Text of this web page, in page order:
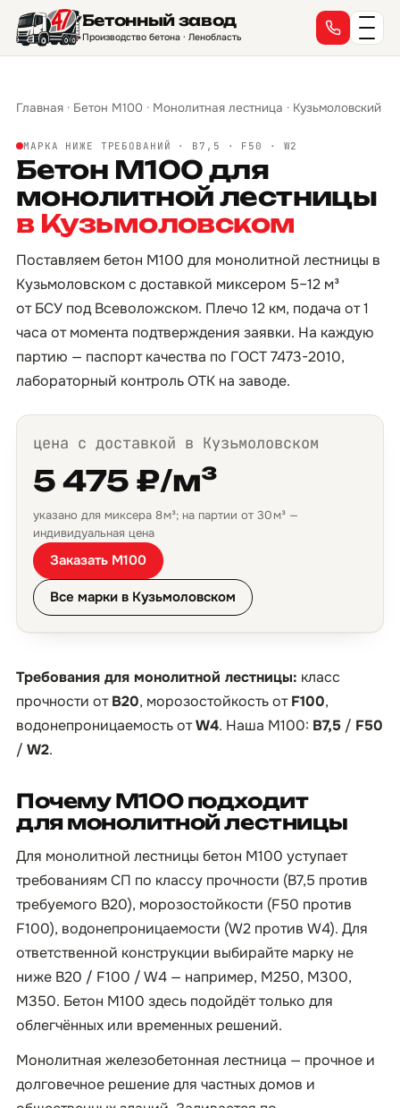
Бетонный завод
Производство бетона · Ленобласть
Главная · Бетон М100 · Монолитная лестница · Кузьмоловский
МАРКА НИЖЕ ТРЕБОВАНИЙ · B7,5 · F50 · W2
Бетон М100 для
монолитной лестницы
в Кузьмоловском
Поставляем бетон М100 для монолитной лестницы в
Кузьмоловском с доставкой миксером 5–12 м³
от БСУ под Всеволожском. Плечо 12 км, подача от 1
часа от момента подтверждения заявки. На каждую
партию — паспорт качества по ГОСТ 7473-2010,
лабораторный контроль ОТК на заводе.
цена с доставкой в Кузьмоловском
5 475 ₽/м³
указано для миксера 8 м³; на партии от 30 м³ —
индивидуальная цена
Заказать М100
Все марки в Кузьмоловском
Требования для монолитной лестницы: класс
прочности отB20, морозостойкость отF100,
водонепроницаемость отW4. Наша М100: B7,5 / F50
/ W2.
Почему М100 подходит
для монолитной лестницы
Для монолитной лестницы бетон М100 уступает
требованиям СП по классу прочности (B7,5 против
требуемого B20), морозостойкости (F50 против
F100), водонепроницаемости (W2 против W4). Для
ответственной конструкции выбирайте марку не
ниже B20 / F100 / W4 — например, М250, М300,
М350. Бетон М100 здесь подойдёт только для
облегчённых или временных решений.
Монолитная железобетонная лестница — прочное и
долговечное решение для частных домов и